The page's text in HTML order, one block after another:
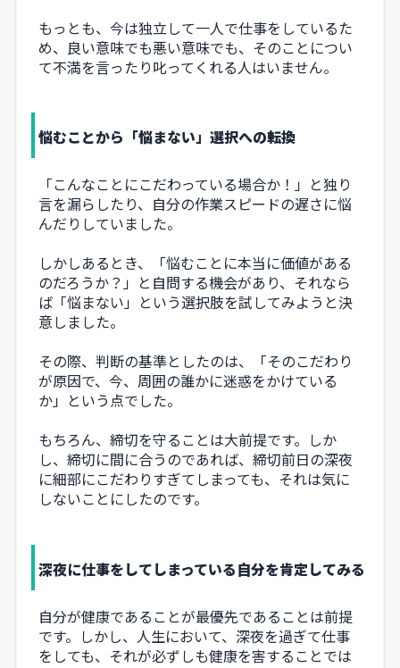
もっとも、今は独立して一人で仕事をしているた
め、良い意味でも悪い意味でも、そのことについ
て不満を言ったり叱ってくれる人はいません。
悩むことから「悩まない」選択への転換
「こんなことにこだわっている場合か！」と独り
言を漏らしたり、自分の作業スピードの遅さに悩
んだりしていました。
しかしあるとき、「悩むことに本当に価値がある
のだろうか？」と自問する機会があり、それなら
ば「悩まない」という選択肢を試してみようと決
意しました。
その際、判断の基準としたのは、「そのこだわり
が原因で、今、周囲の誰かに迷惑をかけている
か」という点でした。
もちろん、締切を守ることは大前提です。しか
し、締切に間に合うのであれば、締切前日の深夜
に細部にこだわりすぎてしまっても、それは気に
しないことにしたのです。
深夜に仕事をしてしまっている自分を肯定してみる
自分が健康であることが最優先であることは前提
です。しかし、人生において、深夜を過ぎて仕事
をしても、それが必ずしも健康を害することでは